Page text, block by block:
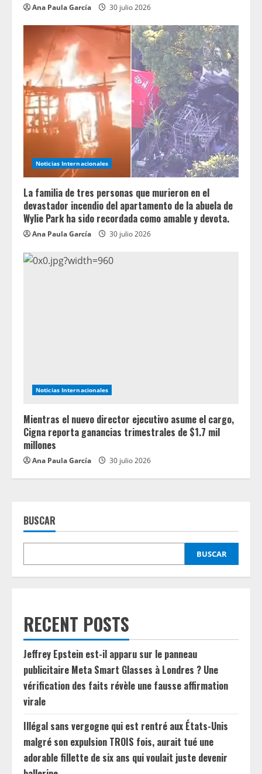
Ana Paula García 30 julio 2026
Noticias Internacionales
La familia de tres personas que murieron en el
devastador incendio del apartamento de la abuela de
Wylie Park ha sido recordada como amable y devota.
Ana Paula García 30 julio 2026
Noticias Internacionales
Mientras el nuevo director ejecutivo asume el cargo,
Cigna reporta ganancias trimestrales de $1.7 mil
millones
Ana Paula García 30 julio 2026
BUSCAR
BUSCAR
RECENT POSTS
Jeffrey Epstein est-il apparu sur le panneau
publicitaire Meta Smart Glasses à Londres ? Une
vérification des faits révèle une fausse affirmation
virale
Illégal sans vergogne qui est rentré aux États-Unis
malgré son expulsion TROIS fois, aurait tué une
adorable fillette de six ans qui voulait juste devenir